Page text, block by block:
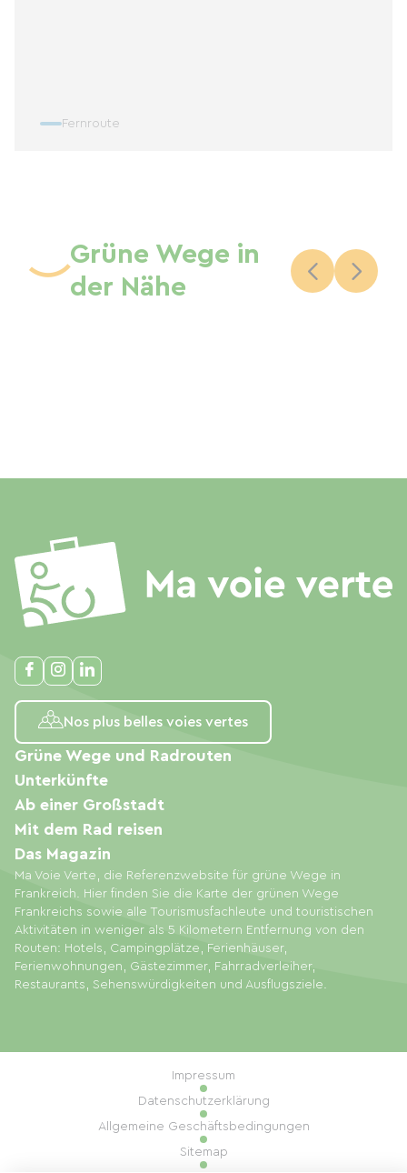
Fernroute
Grüne Wege in
der Nähe
Nos plus belles voies vertes
Ma Voie Verte, die Referenzwebsite für grüne Wege in
Frankreich. Hier finden Sie die Karte der grünen Wege
Frankreichs sowie alle Tourismusfachleute und touristischen
Aktivitäten in weniger als 5 Kilometern Entfernung von den
Routen: Hotels, Campingplätze, Ferienhäuser,
Ferienwohnungen, Gästezimmer, Fahrradverleiher,
Restaurants, Sehenswürdigkeiten und Ausflugsziele.
Grüne Wege und Radrouten
Unterkünfte
Ab einer Großstadt
Mit dem Rad reisen
Das Magazin
Impressum
Datenschutzerklärung
Allgemeine Geschäftsbedingungen
Sitemap